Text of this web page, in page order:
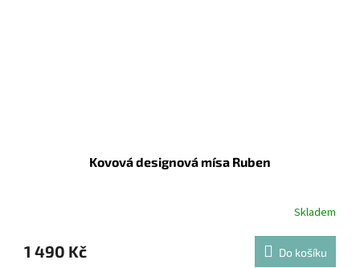
Kovová designová mísa Ruben
Skladem
1 490 Kč Do košíku